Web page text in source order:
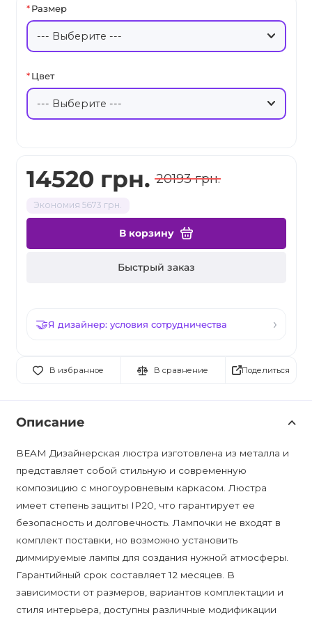
14520 грн. 20193 грн.
Экономия 5673 грн.
В корзину
Быстрый заказ
Я дизайнер: условия сотрудничества
В избранное В сравнение
Размер
Цвет
Поделиться
Описание
BEAM Дизайнерская люстра изготовлена из металла и
представляет собой стильную и современную
композицию с многоуровневым каркасом. Люстра
имеет степень защиты IP20, что гарантирует ее
безопасность и долговечность. Лампочки не входят в
комплект поставки, но возможно установить
диммируемые лампы для создания нужной атмосферы.
Гарантийный срок составляет 12 месяцев. В
зависимости от размеров, вариантов комплектации и
стиля интерьера, доступны различные модификации